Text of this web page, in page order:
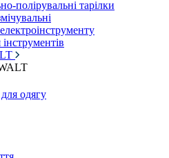
полірувальні тарілки
одягу